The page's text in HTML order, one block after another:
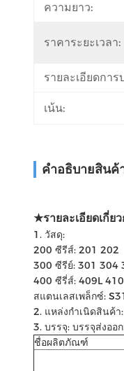
ความยาว:
ราคาระยะเวลา:
รายละเอียดการ
เน้น:
คําอธิบายสินค้
★รายละเอียดเกี่ย
1. วัสดุ:
200 ซีรีส์: 201 202
300 ซีรีย์: 301 304
400 ซีรี่ส์: 409L
สแตนเลสเพล็กซ์:
2. แหล่งกำเนิดสินค้า:
3. บรรจุ: บรรจุส่งอ
ชื่อผลิตภัณฑ์